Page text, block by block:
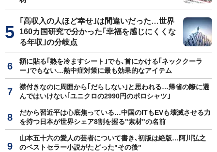
｢高収入の人ほど幸せ｣は間違いだった…世界
160カ国研究で分かった｢幸福を感じにくくな
る年収｣の分岐点
額に貼る｢熱を冷ますシート｣でも､首にかける｢ネッククーラ
ー｣でもない…熱中症対策に最も効果的なアイテム
襟付きなのに周囲から｢だらしない｣と思われる…帰省の際に選
んではいけない｢ユニクロの2990円のポロシャツ｣
だから習近平は心底焦っている…中国のITもEVも壊滅させる力
を持つ日本が世界シェア8割を握る"素材"の名前
山本五十六の愛人の芸者について書き､初版は絶版…阿川弘之
のベストセラー小説がたどった"その後"